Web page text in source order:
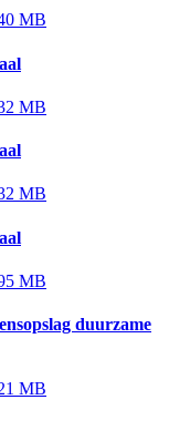
MB
MB
MB
MB
duurzame
MB